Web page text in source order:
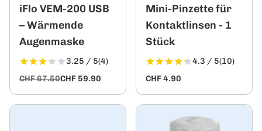
iFlo VEM-200 USB
– Wärmende
Augenmaske
3.25 / 5(4)
CHF 67.50CHF 59.90
Mini-Pinzette für
Kontaktlinsen - 1
Stück
4.3 / 5(10)
CHF 4.90